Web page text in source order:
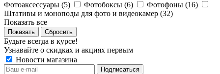
Фотоаксессуары (5) Фотобоксы (6) Фотофоны (16)
Штативы и моноподы для фото и видеокамер (32)
Показать все
Сбросить
Будьте всегда в курсе!
Узнавайте о скидках и акциях первым
Новости магазина